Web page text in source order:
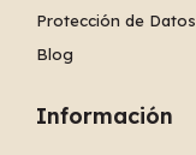
Protección de Datos
Blog
Información